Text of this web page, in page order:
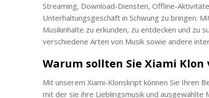
Streaming, Download-Diensten, Offline-
Unterhaltungsgeschäft in Schwung zu bringen.
Musikinhalte zu erkunden, zu entdecken und zu
verschiedene Arten von Musik sowie andere
Warum sollten Sie Xiami Klon
Mit unserem Xiami-Klonskript können Sie Ihren
mit der sie ihre Lieblingsmusik und